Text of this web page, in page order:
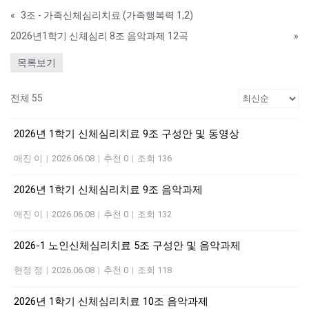
«
3조 - 가족신체심리치료 (가족행복력 1,2)
2026년1학기 신체심리 8조 음악과제 12곡
»
목록보기
전체 55
2026년 1학기 신체심리치료 9조 구성안 및 동영상
애진 이 | 2026.06.08 | 추천 0 | 조회 136
2026년 1학기 신체심리치료 9조 음악과제
애진 이 | 2026.06.08 | 추천 0 | 조회 132
2026-1 노인신체심리치료 5조 구성안 및 음악과제
현정 정 | 2026.06.08 | 추천 0 | 조회 118
2026년 1학기 신체심리치료 10조 음악과제